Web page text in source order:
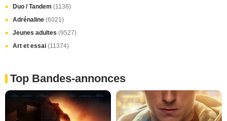
Duo / Tandem (1138)
Adrénaline (6021)
Jeunes adultes (9527)
Art et essai (11374)
Top Bandes-annonces